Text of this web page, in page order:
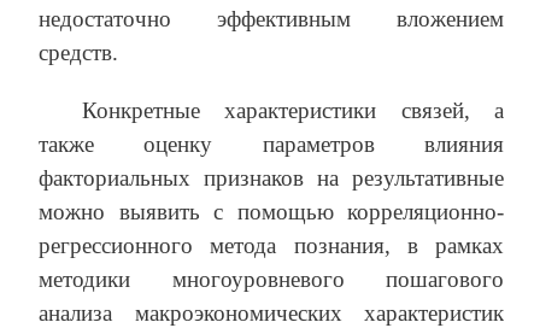
недостаточно эффективным вложением
средств.
Конкретные характеристики связей, а
также оценку параметров влияния
факториальных признаков на результативные
можно выявить с помощью корреляционно-
регрессионного метода познания, в рамках
методики многоуровневого пошагового
анализа макроэкономических характеристик